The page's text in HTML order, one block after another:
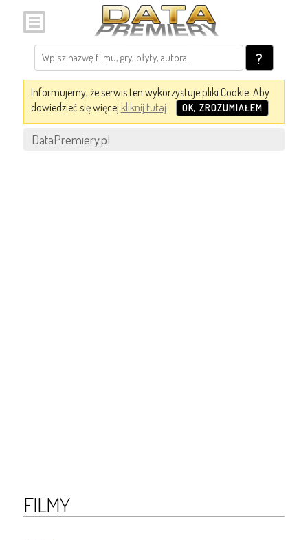
?
Informujemy, że serwis ten wykorzystuje pliki Cookie. Aby
dowiedzieć się więcej kliknij tutaj. OK, ZROZUMIAŁEM
DataPremiery.pl
FILMY